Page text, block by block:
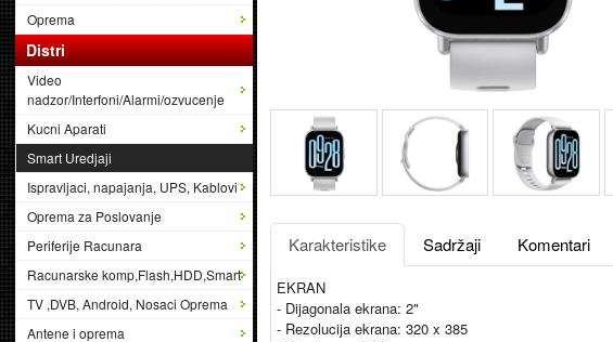
Oprema
Distri
Video
nadzor/Interfoni/Alarmi/ozvucenje
Kucni Aparati
Smart Uredjaji
Ispravljaci, napajanja, UPS, Kablovi
Oprema za Poslovanje
Periferije Racunara
Racunarske komp,Flash,HDD,Smart
TV ,DVB, Android, Nosaci Oprema
Antene i oprema
Karakteristike Sadržaji Komentari
EKRAN
- Dijagonala ekrana: 2"
- Rezolucija ekrana: 320 x 385